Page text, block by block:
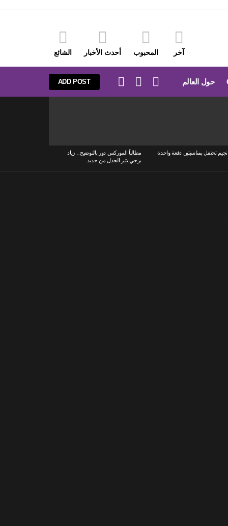
آخر المحبوب أحدث الأخبار الشائع
حول العالم
SWITCH
SKIN
SEARCH
LOGIN
ADD POST
نجيم تحتفل بمناسبتين دفعة واحدة
مطالباً الموركس دور بالتوضيح.. زياد
برجي يثير الجدل من جديد